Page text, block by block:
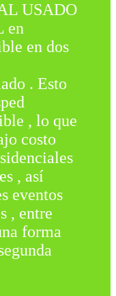
USADO
en
en dos
. Esto
, lo que
costo
, así
eventos
, entre
forma